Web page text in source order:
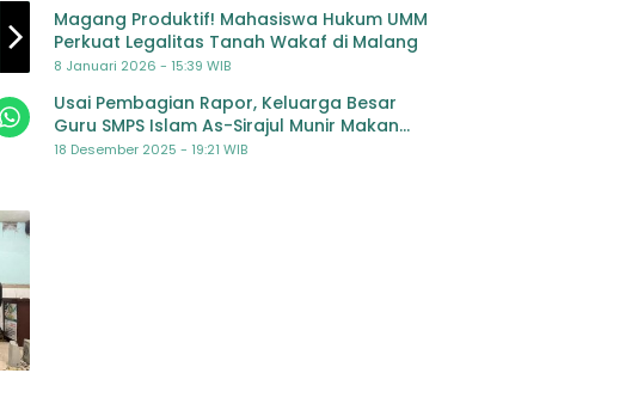
Magang Produktif! Mahasiswa Hukum UMM
Perkuat Legalitas Tanah Wakaf di Malang
8 Januari 2026 - 15:39 WIB
Usai Pembagian Rapor, Keluarga Besar
Guru SMPS Islam As-Sirajul Munir Makan
Bersama Sambut Libur Awal Semester
18 Desember 2025 - 19:21 WIB